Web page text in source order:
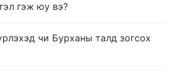
гэж юу вэ?
чи Бурханы талд зогсох